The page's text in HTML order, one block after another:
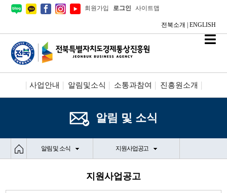
회원가입 로그인 사이트맵
전북소개 ENGLISH
사업안내 알림및소식 소통과참여 진흥원소개
알림 및 소식
알림 및 소식 지원사업공고
지원사업공고